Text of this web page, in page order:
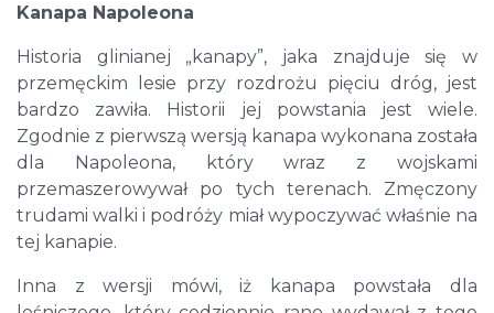
Kanapa Napoleona
Historia glinianej „kanapy”, jaka znajduje się w
przemęckim lesie przy rozdrożu pięciu dróg, jest
bardzo zawiła. Historii jej powstania jest wiele.
Zgodnie z pierwszą wersją kanapa wykonana została
dla Napoleona, który wraz z wojskami
przemaszerowywał po tych terenach. Zmęczony
trudami walki i podróży miał wypoczywać właśnie na
tej kanapie.
Inna z wersji mówi, iż kanapa powstała dla